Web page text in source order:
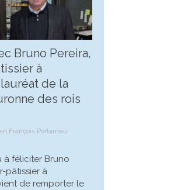
Bruno Pereira,
à
de la
des rois
François Portarrieu
à féliciter Bruno
pâtissier à
de remporter le